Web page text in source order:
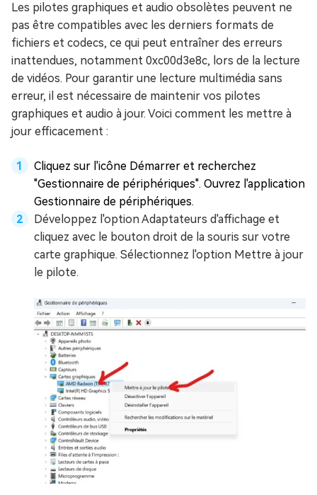
Les pilotes graphiques et audio obsolètes peuvent ne
pas être compatibles avec les derniers formats de
fichiers et codecs, ce qui peut entraîner des erreurs
inattendues, notamment 0xc00d3e8c, lors de la lecture
de vidéos. Pour garantir une lecture multimédia sans
erreur, il est nécessaire de maintenir vos pilotes
graphiques et audio à jour. Voici comment les mettre à
jour efficacement :
Cliquez sur l'icône Démarrer et recherchez
"Gestionnaire de périphériques". Ouvrez l'application
Gestionnaire de périphériques.
Développez l'option Adaptateurs d'affichage et
cliquez avec le bouton droit de la souris sur votre
carte graphique. Sélectionnez l'option Mettre à jour
le pilote.